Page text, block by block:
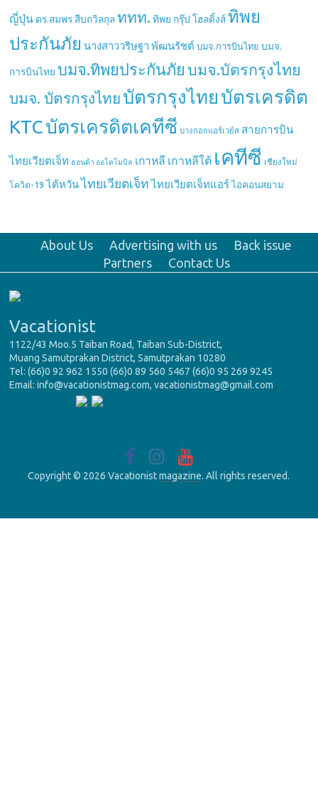
ญี่ปุ่น ดร.สมพร สืบถวิลกุล ททท. ทิพย กรุ๊ป โฮลดิ้งส์ ทิพย
ประกันภัย นางสาววริษฐา พัฒนรัชต์ บมจ.การบินไทย บมจ.
การบินไทย บมจ.ทิพยประกันภัย บมจ.บัตรกรุงไทย
บมจ. บัตรกรุงไทย บัตรกรุงไทย บัตรเครดิต
KTCบัตรเครดิตเคทีซี บางกอกแอร์เวย์ส สายการบิน
ไทยเวียตเจ็ท ฮอนด้า ออโตโมบิล เกาหลี เกาหลีใต้ เคทีซี เชียงใหม่
โควิด-19 ไต้หวัน ไทยเวียตเจ็ท ไทยเวียตเจ็ทแอร์ ไอคอนสยาม
About Us Advertising with us
Back issue
Partners
Contact Us
Vacationist
1122/43 Moo.5 Taiban Road, Taiban Sub-District,
Muang Samutprakan District, Samutprakan 10280
Tel: (66)0 92 962 1550 (66)0 89 560 5467 (66)0 95 269 9245
Email: info@vacationistmag.com, vacationistmag@gmail.com
Copyright © 2026 Vacationistmagazine. All rights reserved.